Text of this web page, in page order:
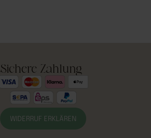
Sichere Zahlung
WIDERRUF ERKLÄREN